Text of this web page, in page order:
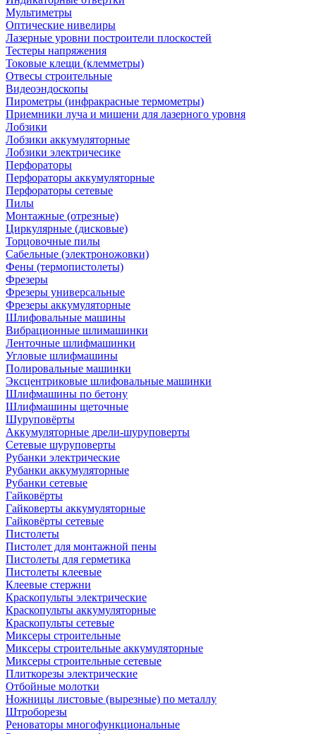
Мультиметры
Оптические нивелиры
Лазерные уровни построители плоскостей
Тестеры напряжения
Токовые клещи (клемметры)
Отвесы строительные
Видеоэндоскопы
Пирометры (инфракрасные термометры)
Приемники луча и мишени для лазерного уровня
Лобзики
Лобзики аккумуляторные
Лобзики электричесике
Перфораторы
Перфораторы аккумуляторные
Перфораторы сетевые
Пилы
Монтажные (отрезные)
Циркулярные (дисковые)
Торцовочные пилы
Сабельные (электроножовки)
Фены (термопистолеты)
Фрезеры
Фрезеры универсальные
Фрезеры аккумуляторные
Шлифовальные машины
Вибрационные шлимашинки
Ленточные шлифмашинки
Угловые шлифмашины
Полировальные машинки
Эксцентриковые шлифовальные машинки
Шлифмашины по бетону
Шлифмашины щеточные
Шуруповёрты
Аккумуляторные дрели-шуруповерты
Сетевые шуруповерты
Рубанки электрические
Рубанки аккумуляторные
Рубанки сетевые
Гайковёрты
Гайковерты аккумуляторные
Гайковёрты сетевые
Пистолеты
Пистолет для монтажной пены
Пистолеты для герметика
Пистолеты клеевые
Клеевые стержни
Краскопульты электрические
Краскопульты аккумуляторные
Краскопульты сетевые
Миксеры строительные
Миксеры строительные аккумуляторные
Миксеры строительные сетевые
Плиткорезы электрические
Отбойные молотки
Ножницы листовые (вырезные) по металлу
Штроборезы
Реноваторы многофункциональные